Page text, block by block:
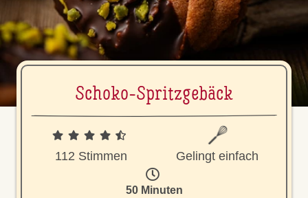
Schoko-Spritz­ge­bäck
112 Stimmen Gelingt einfach
50 Minuten